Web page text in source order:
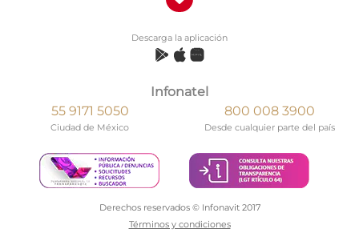
Descarga la aplicación
Infonatel
55 9171 5050
Ciudad de México
800 008 3900
Desde cualquier parte del país
Derechos reservados © Infonavit 2017
Términos y condiciones